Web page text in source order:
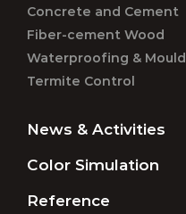
Concrete and Cement
Fiber-cement Wood
Waterproofing &
Termite Control
News & Activities
Color Simulation
Reference